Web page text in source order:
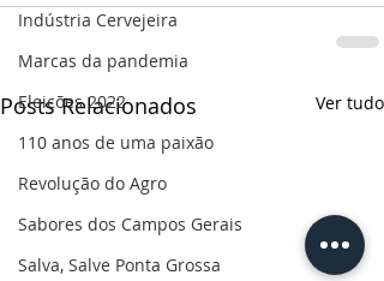
Indústria Cervejeira
Marcas da pandemia
Eleições 2022
110 anos de uma paixão
Revolução do Agro
Sabores dos Campos Gerais
Salva, Salve Ponta Grossa
Posts Relacionados Ver tudo